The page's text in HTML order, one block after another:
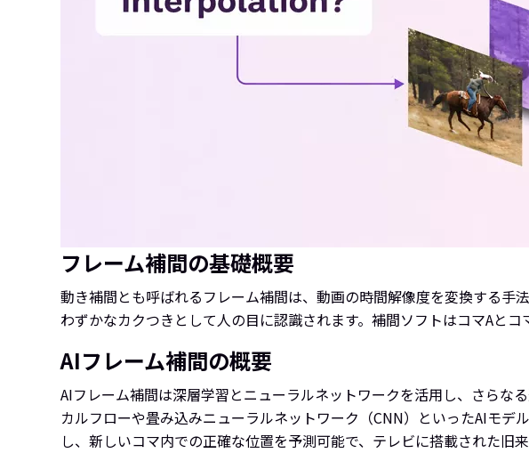
フレーム補間の基礎概要
動き補間とも呼ばれるフレーム補間は、動画の時間解像度を変換する手
わずかなカクつきとして人の目に認識されます。補間ソフトはコマAと
AIフレーム補間の概要
AIフレーム補間は深層学習とニューラルネットワークを活用し、さらな
カルフローや畳み込みニューラルネットワーク（CNN）といったAIモ
し、新しいコマ内での正確な位置を予測可能で、テレビに搭載された旧